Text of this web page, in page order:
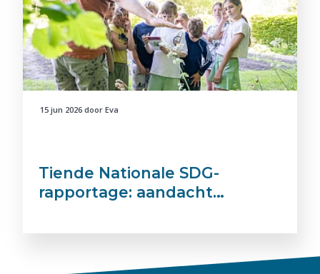
15 jun 2026 door Eva
Tiende Nationale SDG-
rapportage: aandacht…